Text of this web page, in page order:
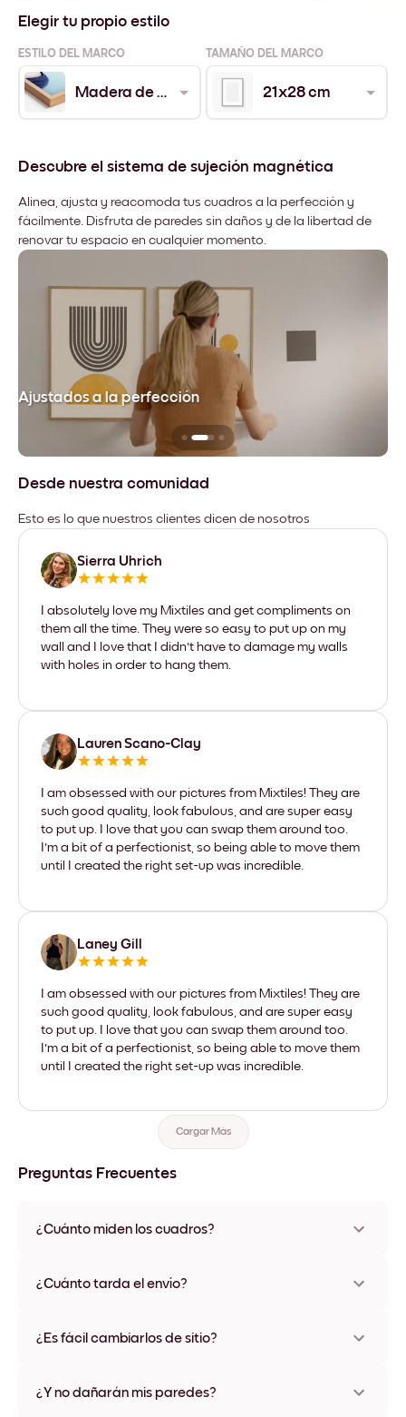
Elegir tu propio estilo
ESTILO DEL MARCO TAMAÑO DEL MARCO
Madera de Roble 21x28 cm
Descubre el sistema de sujeción magnética
Alinea, ajusta y reacomoda tus cuadros a la perfección y
fácilmente. Disfruta de paredes sin daños y de la libertad de
renovar tu espacio en cualquier momento.
Ajustados a la perfección
Desde nuestra comunidad
Esto es lo que nuestros clientes dicen de nosotros
Sierra Uhrich
I absolutely love my Mixtiles and get compliments on
them all the time. They were so easy to put up on my
wall and I love that I didn't have to damage my walls
with holes in order to hang them.
Lauren Scano-Clay
I am obsessed with our pictures from Mixtiles! They are
such good quality, look fabulous, and are super easy
to put up. I love that you can swap them around too.
I'm a bit of a perfectionist, so being able to move them
until I created the right set-up was incredible.
Laney Gill
I am obsessed with our pictures from Mixtiles! They are
such good quality, look fabulous, and are super easy
to put up. I love that you can swap them around too.
I'm a bit of a perfectionist, so being able to move them
until I created the right set-up was incredible.
Cargar Más
Preguntas Frecuentes
¿Cuánto miden los cuadros?
varios materiales y colores de marco, incluidas opciones sin
¿Cuánto tarda el envío?
disponibles en algunos países. Te enviaremos un número de
¿Es fácil cambiarlos de sitio?
ningún daño
¿Y no dañarán mis paredes?